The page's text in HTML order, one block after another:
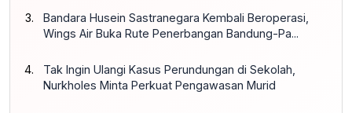
Bandara Husein Sastranegara Kembali Beroperasi,
Wings Air Buka Rute Penerbangan Bandung-Pa...
Tak Ingin Ulangi Kasus Perundungan di Sekolah,
Nurkholes Minta Perkuat Pengawasan Murid